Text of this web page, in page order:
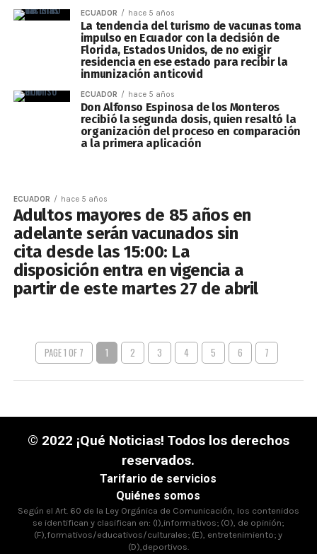
ECUADOR hace 5 años
La tendencia del turismo de vacunas toma
impulso en Ecuador con la decisión de
Florida, Estados Unidos, de no exigir
residencia en ese estado para recibir la
inmunización anticovid
ECUADOR hace 5 años
Don Alfonso Espinosa de los Monteros
recibió la segunda dosis, quien resaltó la
organización del proceso en comparación
a la primera aplicación
ECUADOR hace 5 años
Adultos mayores de 85 años en
adelante serán vacunados sin
cita desde las 15:00: La
disposición entra en vigencia a
partir de este martes 27 de abril
PAGE 1 OF 7 1 2 3 4 5 6 7
© 2022 ¡Qué Noticias! Todos los derechos
reservados.
Tarifario de servicios
Quiénes somos
Según el Art. 60 de la Ley Orgánica de Comunicación, los contenidos
se identifican y clasifican en: (I),informativos; (O), de opinión;
(F),formativos/educativos/culturales; (E), entretenimiento; y
(D),deportivos.